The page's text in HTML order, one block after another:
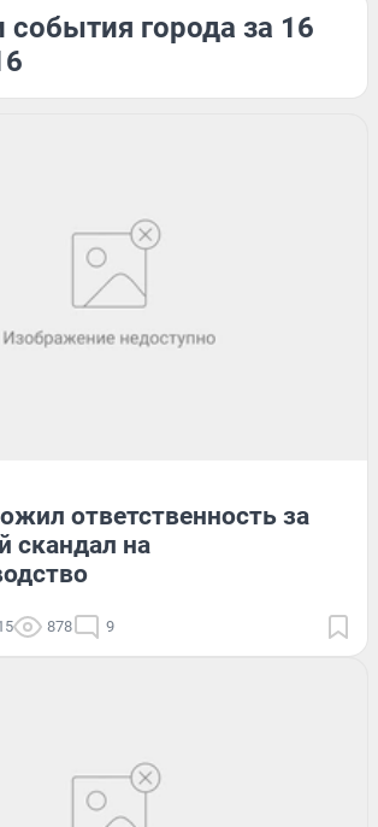
события города за 16
ответственность за
скандал на
878 9